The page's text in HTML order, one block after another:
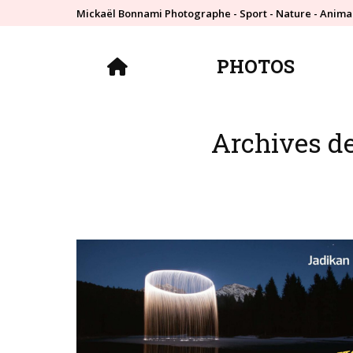
Mickaël Bonnami Photographe - Sport - Nature -
PHOTOS
Archives